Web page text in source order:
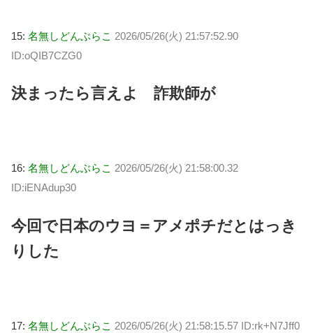
15: 名無しどんぶらこ 2026/05/26(火) 21:57:52.90
ID:oQIB7CZG0
決まったら言えよ 詐欺師が
16: 名無しどんぶらこ 2026/05/26(火) 21:58:00.32
ID:iENAdup30
今回で日本のウヨ＝アメポチだとはっき
りした
17: 名無しどんぶらこ 2026/05/26(火) 21:58:15.57 ID:rk+N7Jff0